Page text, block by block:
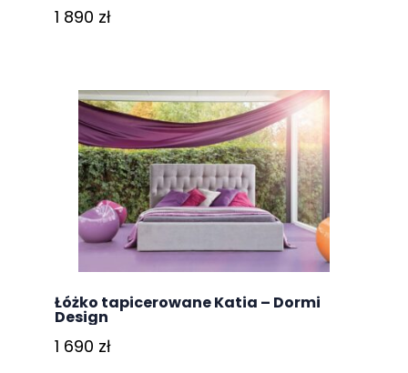
1 890 zł
Łóżko tapicerowane Katia – Dormi
Design
1 690 zł